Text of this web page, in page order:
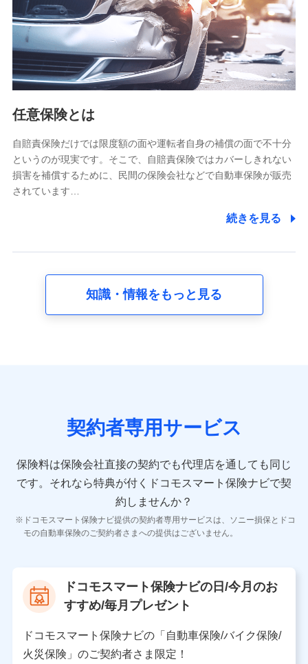
基本情報
氏名、電話番号、メールアドレス、お客さまの識別子、
属性、連絡先、dポイントサービスのご利用に関する情
報。例として、dポイントカード番号、性別、年齢、家族
構成、住所、dポイント残高、dポイント利用履歴などが
含まれます。
当社又は株式会社NTTドコモが提供する各種サービスな
又は株式会社NTTドコモが提供する各種サービスのご契
約状態・ご利用履歴インターネット利用時の行動に関す
る情報、アプリケーション利用時の行動に関する情報、
購入されたサービスや商品の名称・購入場所・決済に関
する情報、アンケートの回答に関する情報などが含まれ
の内容、保険料、保険料のお支払方法、車のメーカーや
走行距離などの情報、建物の構造や築年数などの情報、
険契約に関する情報。例として、保険契約者及び被保険
者の氏名、住所、生年月日、性別、保険契約者と被保険
報、建物の構造や築年数などの情報、ペットの種類や年
齢などの情報などが含まれます。
【共同して利用する者の範囲】
当社
当社又は株式会社NTTドコモが提供する保険関連サービ
スにおけるユーザ登録受付および管理のため
を受けている保険会社・提携会社の保険その他に関する
情報を提供するため、また維持管理等の委託業務遂行の
ため、またそれらに付帯、関連する当社、株式会社NTT
任意保険とは
自賠責保険だけでは限度額の面や運転者自身の補償の面で不十分
というのが現実です。そこで、自賠責保険ではカバーしきれない
損害を補償するために、民間の保険会社などで自動車保険が販売
されています…
続きを見る
知識・情報をもっと見る
契約者専用サービス
保険料は保険会社直接の契約でも代理店を通しても同じ
です。 それなら特典が付くドコモスマート保険ナビで契
約しませんか？
ドコモスマート保険ナビ提供の契約者専用サービスは、ソニー損保とドコ
モの自動車保険のご契約者さまへの提供はございません。
ドコモスマート保険ナビの日/今月のお
すすめ/毎月プレゼント
ドコモスマート保険ナビの「自動車保険/バイク保険/
火災保険」のご契約者さま限定！